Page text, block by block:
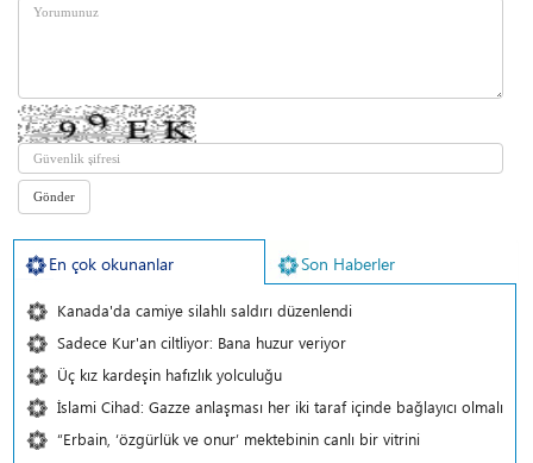
En çok okunanlar Son Haberler
Kanada'da camiye silahlı saldırı düzenlendi
Sadece Kur'an ciltliyor: Bana huzur veriyor
Üç kız kardeşin hafızlık yolculuğu
İslami Cihad: Gazze anlaşması her iki taraf içinde bağlayıcı olmalı
“Erbain, ‘özgürlük ve onur’ mektebinin canlı bir vitrini